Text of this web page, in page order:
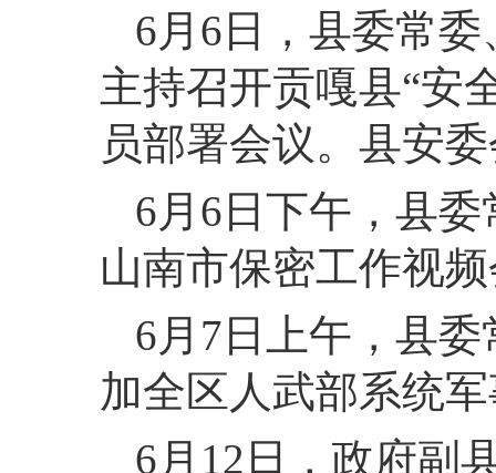
6月6日，县委常
主持召开贡嘎县“安
员部署会议。县安
6月6日下午，县
山南市保密工作视
6月7日上午，县
加全区人武部系统
6月12日，政府副